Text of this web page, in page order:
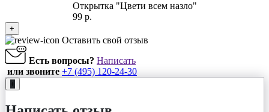
Открытка "Цвети всем назло"
99 р.
+
Оставить свой отзыв
Есть вопросы? Написать
или звоните +7 (495) 120-24-30
+